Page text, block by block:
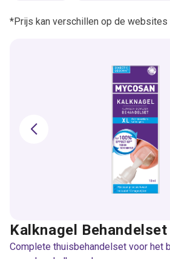
*Prijs kan verschillen op de websites
Kalknagel Behandelset
Complete thuisbehandelset voor het